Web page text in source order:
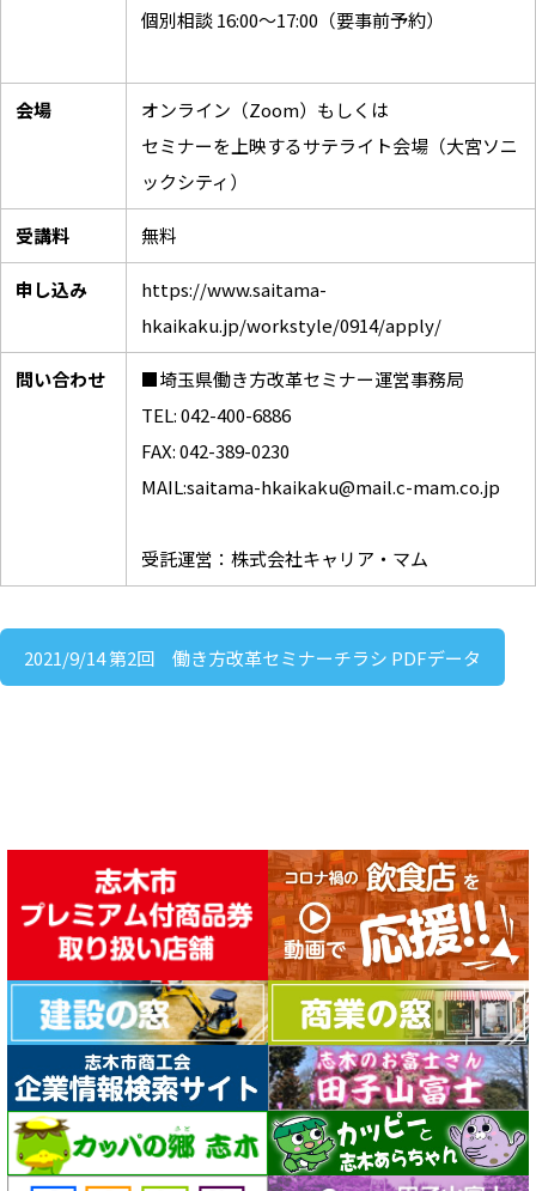
個別相談 16:00～17:00（要事前予約）
会場
オンライン（Zoom）もしくは
セミナーを上映するサテライト会場（大宮ソニ
ックシティ）
受講料 無料
申し込み
https://www.saitama-
hkaikaku.jp/workstyle/0914/apply/
問い合わせ
■埼玉県働き方改革セミナー運営事務局
TEL: 042-400-6886
FAX: 042-389-0230
MAIL:saitama-hkaikaku@mail.c-mam.co.jp
受託運営：株式会社キャリア・マム
2021/9/14 第2回 働き方改革セミナーチラシ PDFデータ